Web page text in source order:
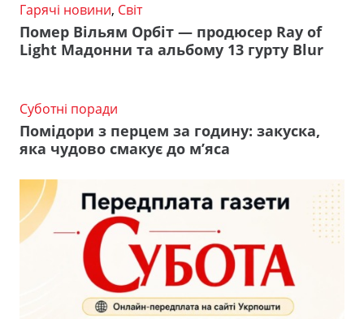
Гарячі новини, Світ
Помер Вільям Орбіт — продюсер Ray of
Light Мадонни та альбому 13 гурту Blur
Суботні поради
Помідори з перцем за годину: закуска,
яка чудово смакує до м’яса